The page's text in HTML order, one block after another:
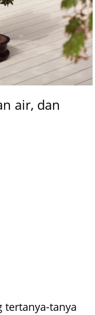
air, dan
tertanya-tanya